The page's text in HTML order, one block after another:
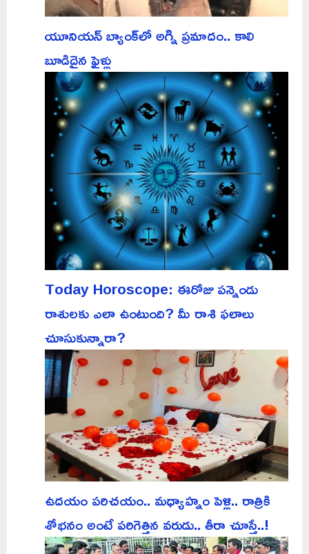
యూనియన్ బ్యాంక్‌లో అగ్ని ప్రమాదం.. కాలి
బూడిదైన ఫైళ్లు
Today Horoscope: ఈరోజు పన్నెండు
రాశులకు ఎలా ఉంటుంది? మీ రాశి ఫలాలు
చూసుకున్నారా?
ఉదయం పరిచయం.. మధ్యాహ్నం పెళ్లి.. రాత్రికి
శోభనం అంటే పరిగెత్తిన వరుడు.. తీరా చూస్తే..!